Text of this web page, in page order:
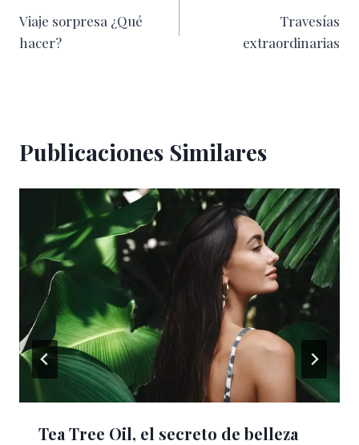
de
Viaje sorpresa ¿Qué
hacer?
Travesías
extraordinarias
Publicaciones Similares
Tea Tree Oil, el secreto de belleza